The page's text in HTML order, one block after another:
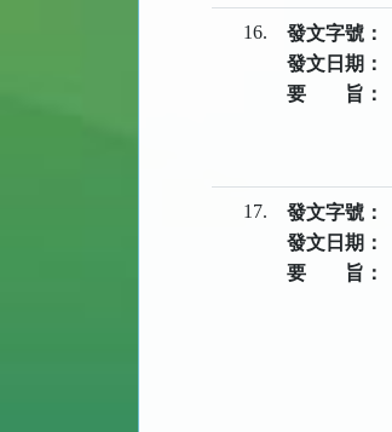
16. 發文字號：
發文日期：
要 旨：
17. 發文字號：
發文日期：
要 旨：